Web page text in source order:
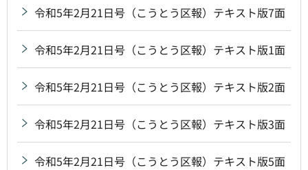
令和5年2月21日号（こうとう区報）テキスト版7面
令和5年2月21日号（こうとう区報）テキスト版1面
令和5年2月21日号（こうとう区報）テキスト版2面
令和5年2月21日号（こうとう区報）テキスト版3面
令和5年2月21日号（こうとう区報）テキスト版5面